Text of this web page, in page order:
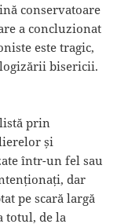
conservatoare
a concluzionat
este tragic,
bisericii.
prin
și
într-un fel sau
dar
pe scară largă
totul, de la